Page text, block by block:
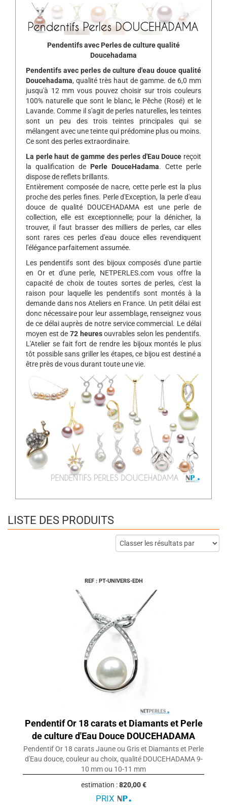
Pendentifs avec Perles de culture qualité
Doucehadama
Pendentifs avec perles de culture d'eau douce qualité
Doucehadama, qualité très haut de gamme. de 6,0 mm
jusqu'à 12 mm vous pouvez choisir sur trois couleurs
100% naturelle que sont le blanc, le Pêche (Rosé) et le
Lavande. Comme il s'agit de perles naturelles, les teintes
sont un peu des trois teintes principales qui se
mélangent avec une teinte qui prédomine plus ou moins.
Ce sont des perles extraordinaire.
La perle haut de gamme des perles d'Eau Douce reçoit
la qualification de Perle DouceHadama. Cette perle
dispose de reflets brillants.
Entièrement composée de nacre, cette perle est la plus
proche des perles fines. Perle d'Exception, la perle d'eau
douce de qualité DOUCEHADAMA est une perle de
collection, elle est exceptionnelle; pour la dénicher, la
trouver, il faut brasser des milliers de perles, car elles
sont rares ces perles d'eau douce elles revendiquent
l'élégance parfaitement assumée.
Les pendentifs sont des bijoux composés d'une partie
en Or et d'une perle, NETPERLES.com vous offre la
capacité de choix de toutes sortes de perles, c'est la
raison pour laquelle les pendentifs sont montés à la
demande dans nos Ateliers en France. Un petit délai est
donc nécessaire pour leur assemblage, renseignez vous
de ce délai auprès de notre service commercial. Le délai
moyen est de 72 heuresouvrables selon les pendentifs.
L'Atelier se fait fort de rendre les bijoux montés le plus
tôt possible sans griller les étapes, ce bijou est destiné a
être près de vous durant toute une vie.
LISTE DES PRODUITS
REF : PT-UNIVERS-EDH
Pendentif Or 18 carats et Diamants et Perle
de culture d'Eau Douce DOUCEHADAMA
Pendentif Or 18 carats Jaune ou Gris et Diamants et Perle
d'Eau douce, couleur au choix, qualité DOUCEHADAMA 9-
10 mm ou 10-11 mm
estimation :820,00 €
PRIX